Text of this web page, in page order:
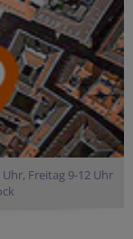
Freitag 9-12 Uhr